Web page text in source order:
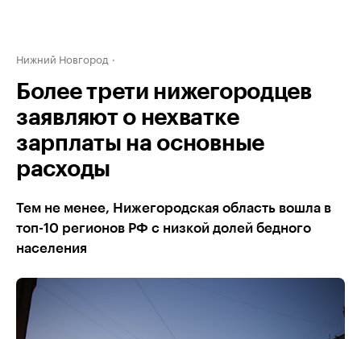
Нижний Новгород
Более трети нижегородцев
заявляют о нехватке
зарплаты на основные
расходы
Тем не менее, Нижегородская область вошла в
топ-10 регионов РФ с низкой долей бедного
населения